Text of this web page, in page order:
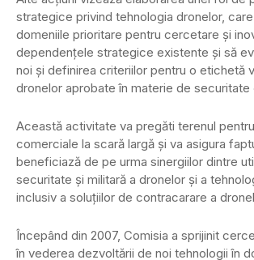
strategice privind tehnologia dronelor,
domeniile prioritare pentru cercetare şi
dependenţele strategice existente şi să
noi şi definirea criteriilor pentru o etichetă
dronelor aprobate în materie de securitate
Această activitate va pregăti terenul
comerciale la scară largă şi va asigura
beneficiază de pe urma sinergiilor dintre
securitate şi militară a dronelor şi a
inclusiv a soluţiilor de contracarare a
Începând din 2007, Comisia a sprijinit
în vederea dezvoltării de noi tehnologii în